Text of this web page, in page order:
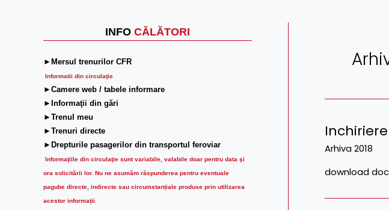
INFO CĂLĂTORI
►Mersul trenurilor CFR
Informatii din circulaţie
►Camere web / tabele informare
►Informaţii din gări
►Trenul meu
►Trenuri directe
►Drepturile pasagerilor din transportul feroviar
Informaţiile din circulaţie sunt variabile, valabile doar pentru data şi
ora solicitării lor. Nu ne asumăm răspunderea pentru eventuale
pagube directe, indirecte sau circumstanțiale produse prin utilizarea
acestor informații.
Arhiva 2018
download